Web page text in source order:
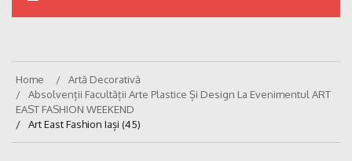
Home
Artă Decorativă
Absolvenții Facultății Arte Plastice Și Design La Evenimentul ART
EAST FASHION WEEKEND
Art East Fashion Iași (45)